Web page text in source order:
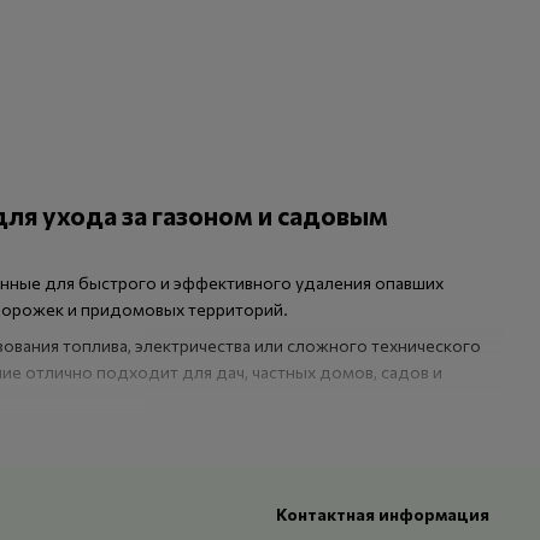
ухода за газоном и садовым
для быстрого и эффективного удаления опавших
и придомовых территорий.
топлива, электричества или сложного технического
отлично подходит для дач, частных домов, садов и
Контактная информация